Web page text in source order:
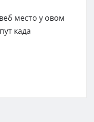
место у овом
када